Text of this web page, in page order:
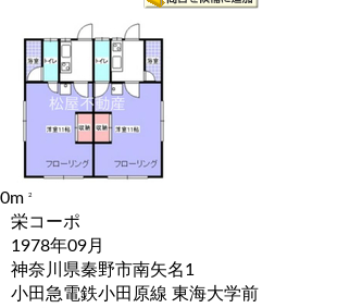
2
栄コーポ
1978年09月
神奈川県秦野市南矢名1
小田急電鉄小田原線 東海大学前